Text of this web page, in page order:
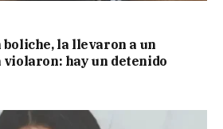
la llevaron a un
hay un detenido